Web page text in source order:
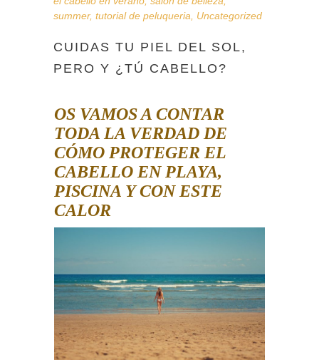
summer, tutorial de peluqueria Uncategorized
CUIDAS TU PIEL DEL SOL,
PERO Y ¿TÚ CABELLO?
OS VAMOS A CONTAR
TODA LA VERDAD DE
CÓMO PROTEGER EL
CABELLO EN PLAYA,
PISCINA Y CON ESTE
CALOR